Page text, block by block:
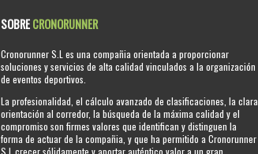
SOBRECRONORUNNER
Cronorunner S.L es una compañia orientada a proporcionar
soluciones y servicios de alta calidad vinculados a la organización
de eventos deportivos.
La profesionalidad, el cálculo avanzado de clasificaciones, la clara
orientación al corredor, la búsqueda de la máxima calidad y el
compromiso son firmes valores que identifican y distinguen la
forma de actuar de la compañia, y que ha permitido a Cronorunner
S.L crecer sólidamente y aportar auténtico valor a un gran